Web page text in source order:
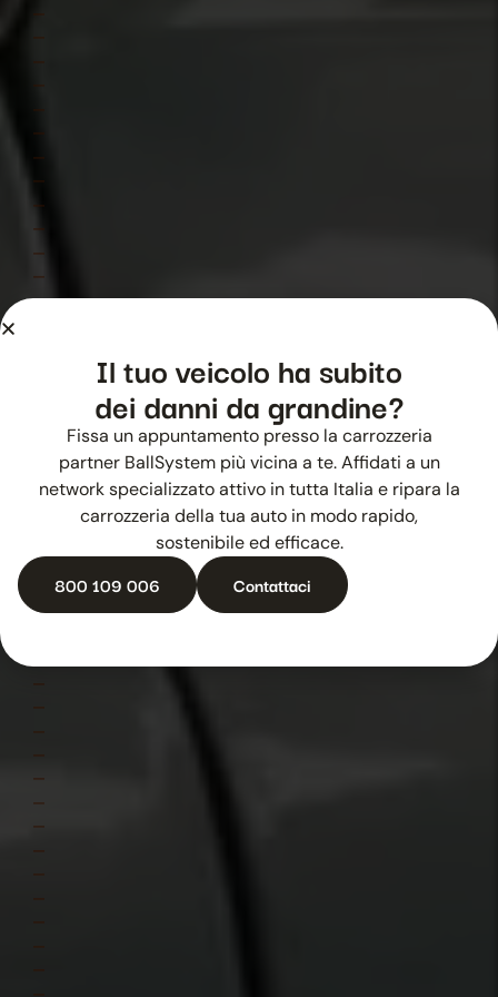
2015
Il tuo veicolo ha subito
dei danni da grandine?
Fissa un appuntamento presso la carrozzeria
partner BallSystem più vicina a te. Affidati a un
network specializzato attivo in tutta Italia e ripara la
carrozzeria della tua auto in modo rapido,
sostenibile ed efficace.
800 109 006 Contattaci